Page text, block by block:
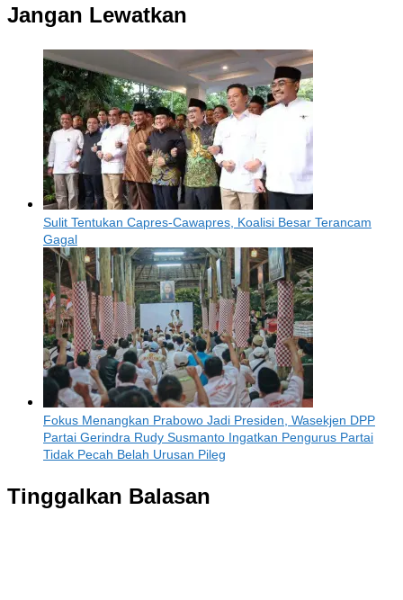
Jangan Lewatkan
Sulit Tentukan Capres-Cawapres, Koalisi Besar Terancam
Gagal
Fokus Menangkan Prabowo Jadi Presiden, Wasekjen DPP
Partai Gerindra Rudy Susmanto Ingatkan Pengurus Partai
Tidak Pecah Belah Urusan Pileg
Tinggalkan Balasan